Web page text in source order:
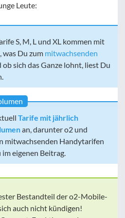
Leute:
S, M, L und XL kommen mit
was Du zum mitwachsenden
sich das Ganze lohnt, liest Du
Tarife mit jährlich
an, darunter o2 und
mitwachsenden Handytarifen
eigenen Beitrag.
Bestandteil der o2-Mobile-
auch nicht kündigen!